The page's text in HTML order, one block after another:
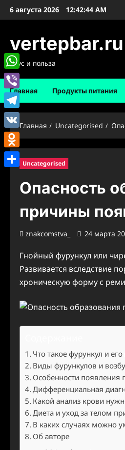
Перейти
6 августа 2026 12:42:45 AM
vertepbar.ru
Вкус и польза
Главная Продукты питания
Главная Uncategorised
Uncategorised
Опасность
причины
znakcomstva_ 24 марта
Гнойный фурункул или
Развивается вследствие
хроническую форму с
Что такое фурункул и
Виды фурункулов и
Особенности появления
Дифференциальная
Какой анализ крови
Диета и уход за телом
В каких случаях можно
Об авторе
WhatsApp
Viber
Telegram
VK
Odnoklassniki